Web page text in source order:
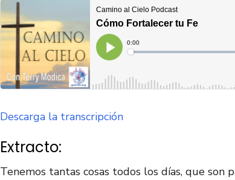
Descarga la transcripción
Extracto:
Tenemos tantas cosas todos los días, que